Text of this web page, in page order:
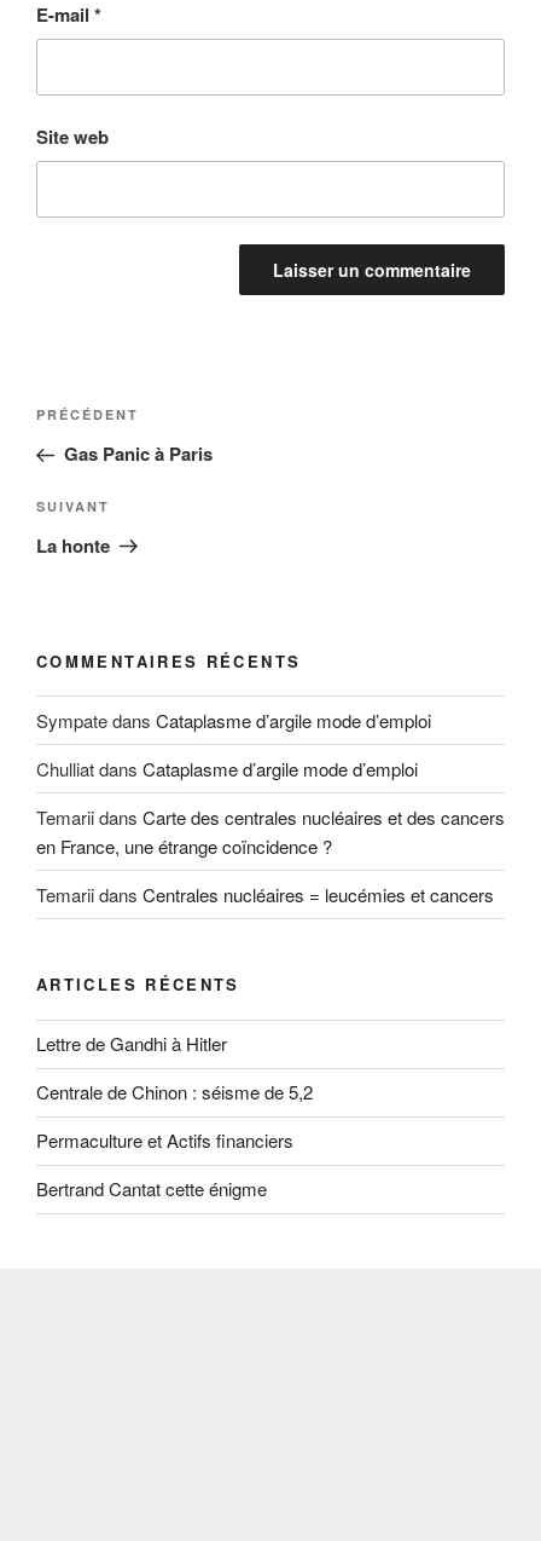
E-mail *
Site web
Navigation
l’article
Article
précédent
PRÉCÉDENT
Gas Panic à Paris
Article
suivant
SUIVANT
La honte
COMMENTAIRES RÉCENTS
Sympatedans Cataplasme d’argile mode d’emploi
Chulliatdans Cataplasme d’argile mode d’emploi
Temariidans Carte des centrales nucléaires et des cancers
en France, une étrange coïncidence ?
Temariidans Centrales nucléaires = leucémies et cancers
ARTICLES RÉCENTS
Lettre de Gandhi à Hitler
Centrale de Chinon : séisme de 5,2
Permaculture et Actifs financiers
Bertrand Cantat cette énigme